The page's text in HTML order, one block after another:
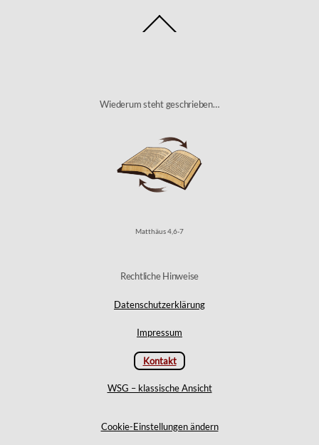
To
Wiederum steht geschrieben…
Matthäus 4,6-7
Rechtliche Hinweise
Datenschutzerklärung
Impressum
Kontakt
WSG – klassische Ansicht
Cookie-Einstellungen ändern